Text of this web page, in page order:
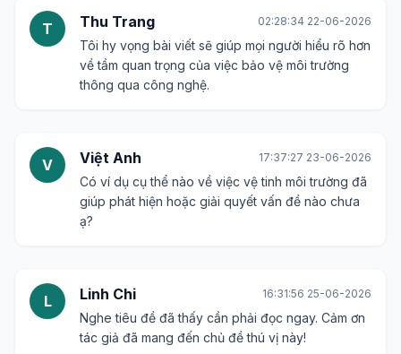
T Thu Trang 02:28:34 22-06-2026
Tôi hy vọng bài viết sẽ giúp mọi người hiểu rõ hơn
về tầm quan trọng của việc bảo vệ môi trường
thông qua công nghệ.
V Việt Anh 17:37:27 23-06-2026
Có ví dụ cụ thể nào về việc vệ tinh môi trường đã
giúp phát hiện hoặc giải quyết vấn đề nào chưa
ạ?
L Linh Chi 16:31:56 25-06-2026
Nghe tiêu đề đã thấy cần phải đọc ngay. Cảm ơn
tác giả đã mang đến chủ đề thú vị này!